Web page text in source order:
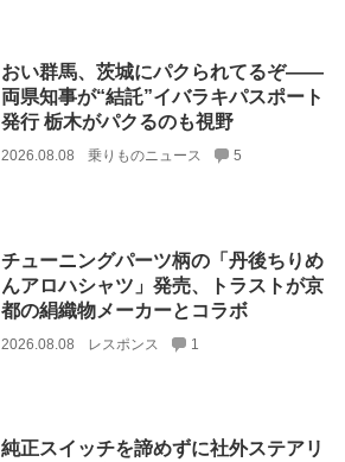
おい群馬、茨城にパクられてるぞ――
両県知事が“結託”イバラキパスポート
発行 栃木がパクるのも視野
2026.08.08 乗りものニュース 5
チューニングパーツ柄の「丹後ちりめ
んアロハシャツ」発売、トラストが京
都の絹織物メーカーとコラボ
2026.08.08 レスポンス 1
純正スイッチを諦めずに社外ステアリ